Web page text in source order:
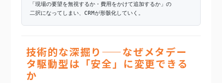
「現場の要望を無視するか・費用をかけて追加するか」の
二択になってしまい、CRMが形骸化していく。
技術的な深掘り——なぜメタデー
タ駆動型は「安全」に変更できる
か